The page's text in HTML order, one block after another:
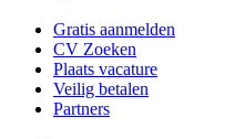
Gratis aanmelden
CV Zoeken
Plaats vacature
Veilig betalen
Partners